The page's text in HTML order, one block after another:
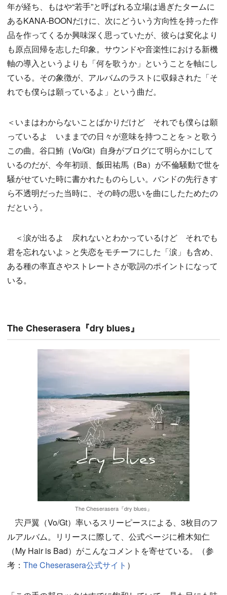
年が経ち、もはや“若手”と呼ばれる立場は過ぎたタームに
あるKANA-BOONだけに、次にどういう方向性を持った作
品を作ってくるか興味深く思っていたが、彼らは変化より
も原点回帰を志した印象。サウンドや音楽性における新機
軸の導入というよりも「何を歌うか」ということを軸にし
ている。その象徴が、アルバムのラストに収録された「そ
れでも僕らは願っているよ」という曲だ。
＜いまはわからないことばかりだけど それでも僕らは願
っているよ いままでの日々が意味を持つことを＞と歌う
この曲。谷口鮪（Vo/Gt）自身がブログにて明らかにして
いるのだが、今年初頭、飯田祐馬（Ba）が不倫騒動で世を
騒がせていた時に書かれたものらしい。バンドの先行きす
ら不透明だった当時に、その時の思いを曲にしたためたの
だという。
＜涙が出るよ 戻れないとわかっているけど それでも
君を忘れないよ＞と失恋をモチーフにした「涙」も含め、
ある種の率直さやストレートさが歌詞のポイントになって
いる。
The Cheserasera『dry blues』
The Cheserasera『dry blues』
宍戸翼（Vo/Gt）率いるスリーピースによる、3枚目のフ
ルアルバム。リリースに際して、公式ページに椎木知仁
（My Hair is Bad）がこんなコメントを寄せている。（参
考： The Cheserasera公式サイト ）